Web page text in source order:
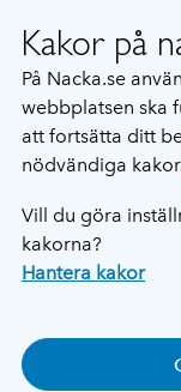
Kakor på
På Nacka.se
webbplatsen ska
att fortsätta ditt
nödvändiga
Vill du göra
kakorna?
Hantera kakor